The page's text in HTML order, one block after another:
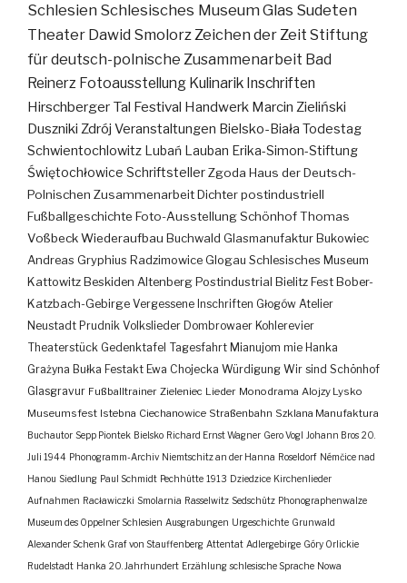
Schlesien Schlesisches MuseumGlas Sudeten
Theater Dawid SmolorzZeichen der Zeit Stiftung
für deutsch-polnische Zusammenarbeit Bad
Reinerz Fotoausstellung Kulinarik Inschriften
Hirschberger Tal Festival Handwerk Marcin Zieliński
Duszniki Zdrój Veranstaltungen Bielsko-Biała Todestag
Schwientochlowitz Lubań Lauban Erika-Simon-Stiftung
Świętochłowice SchriftstellerZgoda Haus der Deutsch-
Polnischen ZusammenarbeitDichterpostindustriell
Fußballgeschichte Foto-AusstellungSchönhofThomas
VoßbeckWiederaufbau Buchwald Glasmanufaktur Bukowiec
Andreas Gryphius Radzimowice Glogau Schlesisches Museum
Kattowitz Beskiden Altenberg Postindustrial Bielitz Fest Bober-
Katzbach-Gebirge Vergessene Inschriften Głogów Atelier
Neustadt Prudnik Volkslieder Dombrowaer Kohlerevier
Theaterstück Gedenktafel Tagesfahrt Mianujom mie Hanka
Grażyna Bułka Festakt Ewa Chojecka Würdigung Wir sind Schönhof
Glasgravur Fußballtrainer Zieleniec Lieder Monodrama Alojzy Lysko
Museumsfest Istebna Ciechanowice Straßenbahn Szklana Manufaktura
Buchautor Sepp Piontek Bielsko Richard Ernst Wagner Gero Vogl Johann Bros 20.
Juli 1944 Phonogramm-Archiv Niemtschitz an der Hanna Roseldorf Némčice nad
Hanou Siedlung Paul Schmidt Pechhütte 1913 Dziedzice Kirchenlieder
Aufnahmen Racławiczki Smolarnia Rasselwitz Sedschütz Phonographenwalze
Museum des Oppelner Schlesien Ausgrabungen Urgeschichte Grunwald
Alexander Schenk Graf von Stauffenberg Attentat Adlergebirge Góry Orlickie
Rudelstadt Hanka 20. Jahrhundert Erzählung schlesische Sprache Nowa